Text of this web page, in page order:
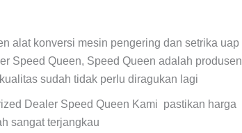
alat konversi mesin pengering dan setrika uap
Speed Queen, Speed Queen adalah produsen
sudah tidak perlu diragukan lagi
Dealer Speed Queen Kami pastikan harga
sangat terjangkau